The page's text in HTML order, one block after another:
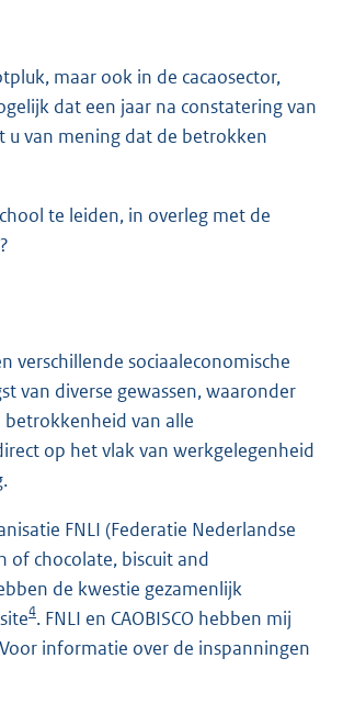
maar ook in de cacaosector,
dat een jaar na constatering van
u van mening dat de betrokken
te leiden, in overleg met de
verschillende sociaaleconomische
van diverse gewassen, waaronder
van alle
op het vlak van werkgelegenheid
FNLI (Federatie Nederlandse
of chocolate, biscuit and
de kwestie gezamenlijk
4. FNLI en CAOBISCO hebben mij
informatie over de inspanningen